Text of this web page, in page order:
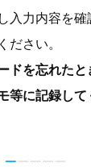
入力内容を確
ださい。
ドを忘れたと
等に記録して